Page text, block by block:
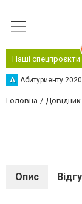
Наші спецпроєкти
А Абитуриенту 2020
Головна Довідник
Опис